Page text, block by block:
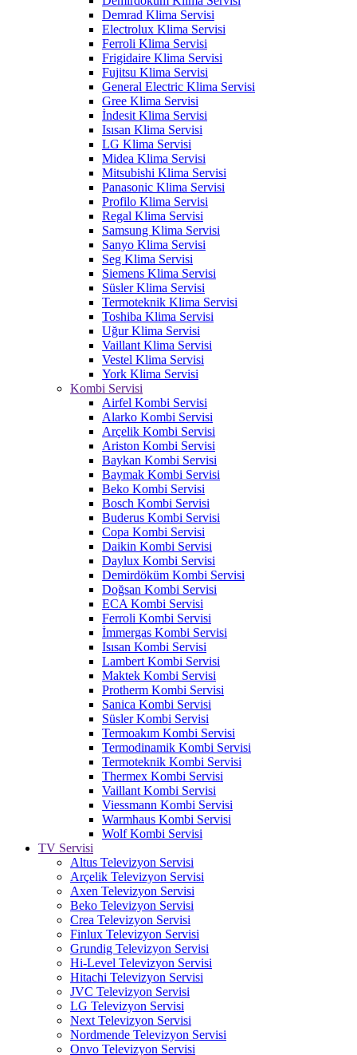
Demrad Klima Servisi
Electrolux Klima Servisi
Ferroli Klima Servisi
Frigidaire Klima Servisi
Fujitsu Klima Servisi
General Electric Klima Servisi
Gree Klima Servisi
İndesit Klima Servisi
Isısan Klima Servisi
LG Klima Servisi
Midea Klima Servisi
Mitsubishi Klima Servisi
Panasonic Klima Servisi
Profilo Klima Servisi
Regal Klima Servisi
Samsung Klima Servisi
Sanyo Klima Servisi
Seg Klima Servisi
Siemens Klima Servisi
Süsler Klima Servisi
Termoteknik Klima Servisi
Toshiba Klima Servisi
Uğur Klima Servisi
Vaillant Klima Servisi
Vestel Klima Servisi
York Klima Servisi
Kombi Servisi
Airfel Kombi Servisi
Alarko Kombi Servisi
Arçelik Kombi Servisi
Ariston Kombi Servisi
Baykan Kombi Servisi
Baymak Kombi Servisi
Beko Kombi Servisi
Bosch Kombi Servisi
Buderus Kombi Servisi
Copa Kombi Servisi
Daikin Kombi Servisi
Daylux Kombi Servisi
Demirdöküm Kombi Servisi
Doğsan Kombi Servisi
ECA Kombi Servisi
Ferroli Kombi Servisi
İmmergas Kombi Servisi
Isısan Kombi Servisi
Lambert Kombi Servisi
Maktek Kombi Servisi
Protherm Kombi Servisi
Sanica Kombi Servisi
Süsler Kombi Servisi
Termoakım Kombi Servisi
Termodinamik Kombi Servisi
Termoteknik Kombi Servisi
Thermex Kombi Servisi
Vaillant Kombi Servisi
Viessmann Kombi Servisi
Warmhaus Kombi Servisi
Wolf Kombi Servisi
TV Servisi
Altus Televizyon Servisi
Arçelik Televizyon Servisi
Axen Televizyon Servisi
Beko Televizyon Servisi
Crea Televizyon Servisi
Finlux Televizyon Servisi
Grundig Televizyon Servisi
Hi-Level Televizyon Servisi
Hitachi Televizyon Servisi
JVC Televizyon Servisi
LG Televizyon Servisi
Next Televizyon Servisi
Nordmende Televizyon Servisi
Onvo Televizyon Servisi